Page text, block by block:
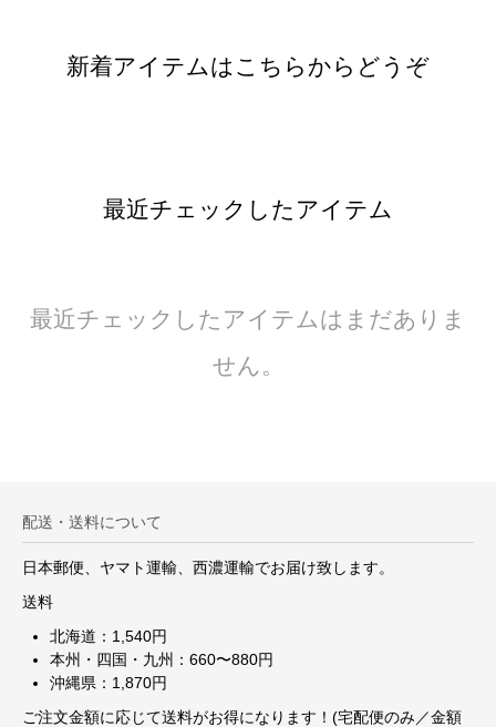
新着アイテムはこちらからどうぞ
最近チェックしたアイテム
最近チェックしたアイテムはまだありま
せん。
配送・送料について
日本郵便、ヤマト運輸、西濃運輸でお届け致します。
送料
北海道：1,540円
本州・四国・九州：660〜880円
沖縄県：1,870円
ご注文金額に応じて送料がお得になります！(宅配便のみ／金額